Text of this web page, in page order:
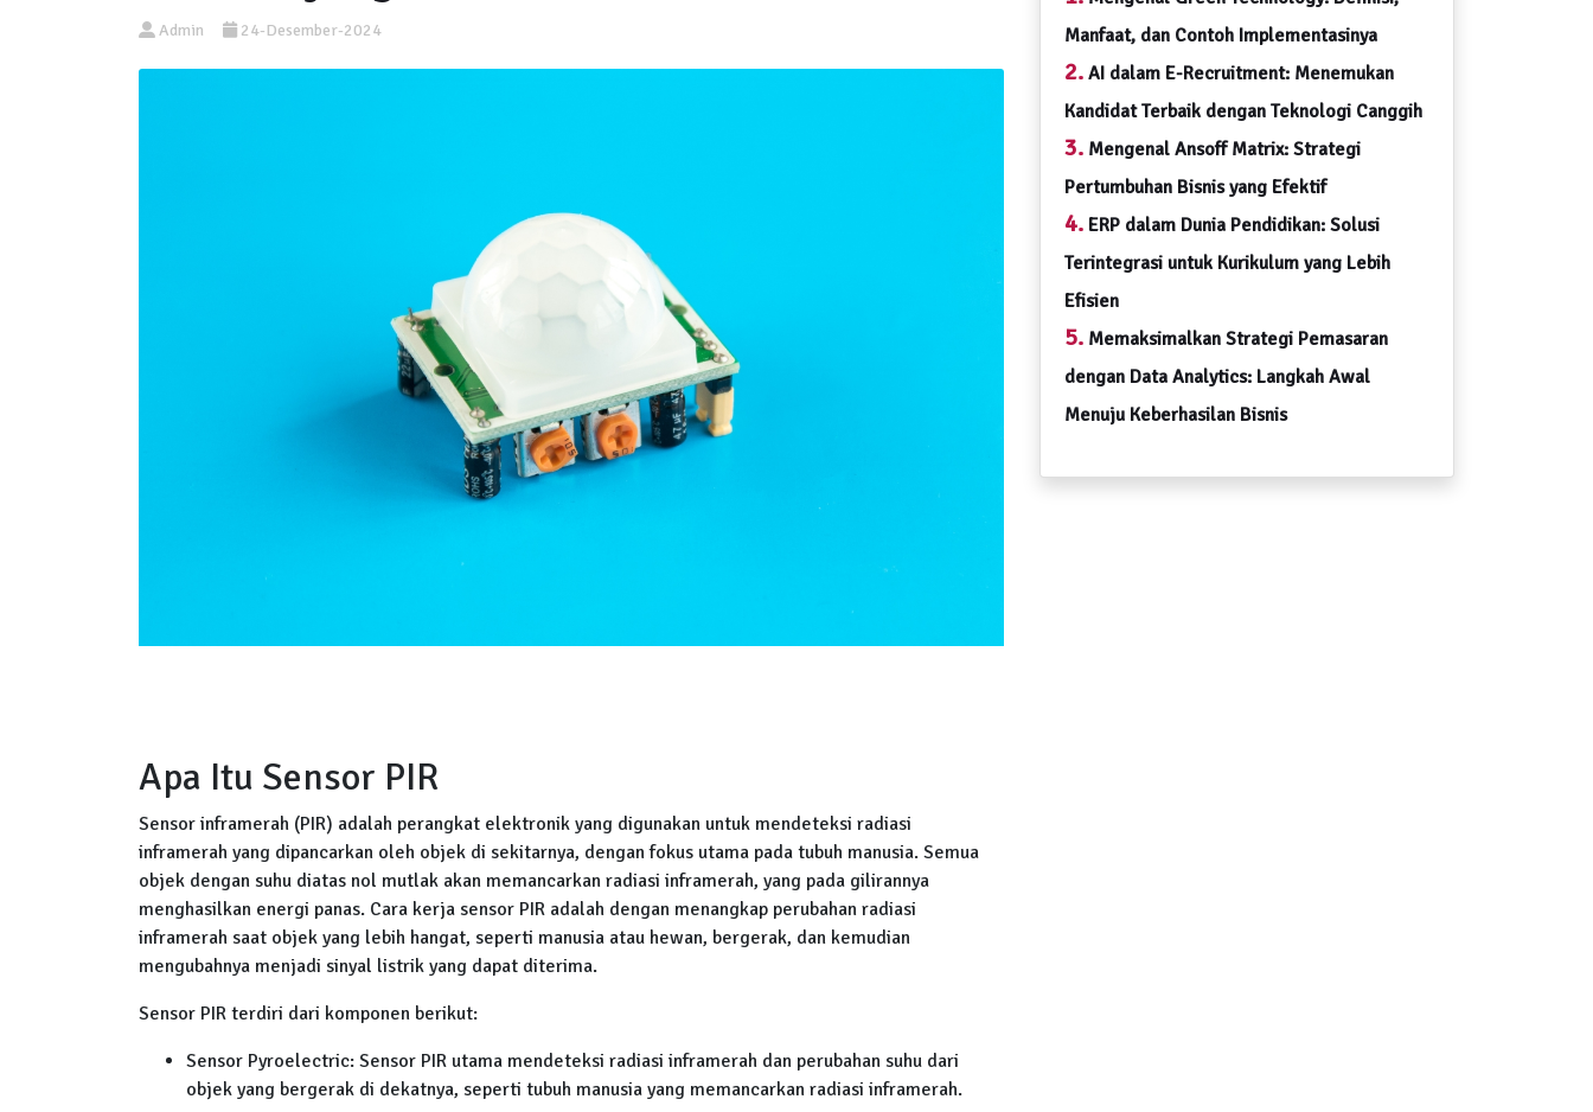
Admin 24-Desember-2024
Apa Itu Sensor PIR
Sensor inframerah (PIR) adalah perangkat elektronik yang digunakan untuk mendeteksi radiasi
inframerah yang dipancarkan oleh objek di sekitarnya, dengan fokus utama pada tubuh manusia. Semua
objek dengan suhu diatas nol mutlak akan memancarkan radiasi inframerah, yang pada gilirannya
menghasilkan energi panas. Cara kerja sensor PIR adalah dengan menangkap perubahan radiasi
inframerah saat objek yang lebih hangat, seperti manusia atau hewan, bergerak, dan kemudian
mengubahnya menjadi sinyal listrik yang dapat diterima.
Sensor PIR terdiri dari komponen berikut:
Sensor Pyroelectric: Sensor PIR utama mendeteksi radiasi inframerah dan perubahan suhu dari
objek yang bergerak di dekatnya, seperti tubuh manusia yang memancarkan radiasi inframerah.
Manfaat, dan Contoh Implementasinya
2. AI dalam E-Recruitment: Menemukan
Kandidat Terbaik dengan Teknologi Canggih
3. Mengenal Ansoff Matrix: Strategi
Pertumbuhan Bisnis yang Efektif
4. ERP dalam Dunia Pendidikan: Solusi
Terintegrasi untuk Kurikulum yang Lebih
Efisien
5. Memaksimalkan Strategi Pemasaran
dengan Data Analytics: Langkah Awal
Menuju Keberhasilan Bisnis